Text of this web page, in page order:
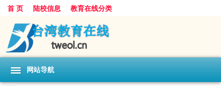
首 页 陆校信息 教育在线分类
网站导航